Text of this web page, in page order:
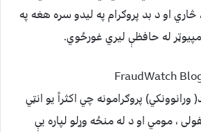
او د بد پروګرام په ليدو سره هغه په
له حافظې ليري غورځوي.
پروګرامونه چي اکثراً يو انټي
، مومي او د له منځه وړلو لپاره يې